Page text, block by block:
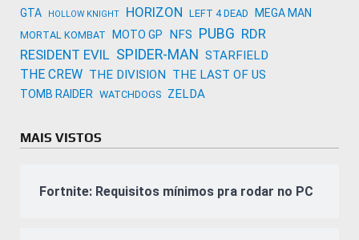
GTA HOLLOW KNIGHT HORIZON LEFT 4 DEAD MEGA MAN
MORTAL KOMBAT MOTO GP NFS PUBG RDR
RESIDENT EVIL SPIDER-MAN STARFIELD
THE CREW THE DIVISION THE LAST OF US
TOMB RAIDER WATCHDOGS ZELDA
MAIS VISTOS
Fortnite: Requisitos mínimos pra rodar no PC